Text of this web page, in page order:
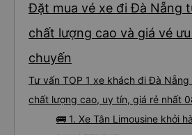
Đặt mua vé xe đi Đà Nẵng
chất lượng cao và giá vé
chuyến
Tư vấn TOP 1 xe khách đi Đà
chất lượng cao, uy tín, giá rẻ nhất
🚌 1. Xe Tân Limousine khởi